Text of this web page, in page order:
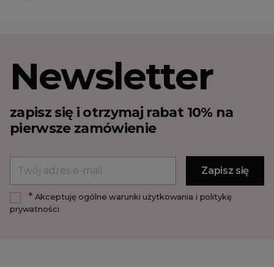
Newsletter
zapisz się i otrzymaj rabat 10% na
pierwsze zamówienie
*Akceptuję ogólne warunki użytkowania i politykę
prywatności